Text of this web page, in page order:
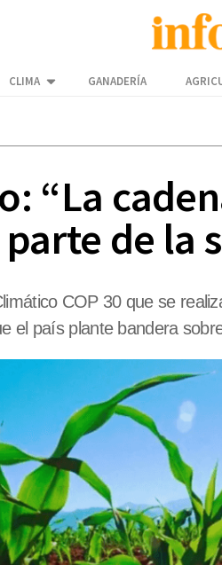
CLIMA GANADERÍA
“La
de la
COP 30 que se
el país plante bandera